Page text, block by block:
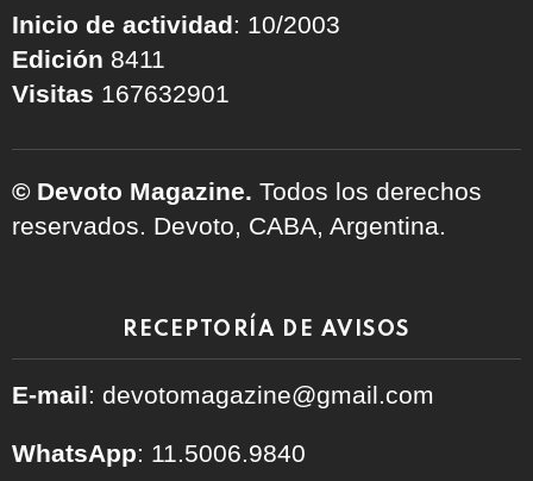
Inicio de actividad: 10/2003
Edición 8411
Visitas 167632901
© Devoto Magazine. Todos los derechos
reservados. Devoto, CABA, Argentina.
RECEPTORÍA DE AVISOS
E-mail: devotomagazine@gmail.com
WhatsApp: 11.5006.9840